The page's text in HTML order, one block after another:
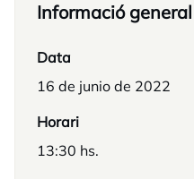
Informació general
Data
16 de junio de 2022
Horari
13:30 hs.